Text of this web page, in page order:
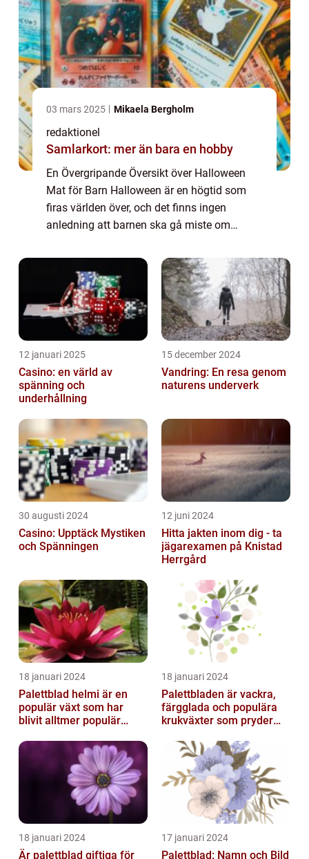
03 mars 2025 Mikaela Bergholm
redaktionel
Samlarkort: mer än bara en hobby
En Övergripande Översikt över Halloween
Mat för Barn Halloween är en högtid som
firas världen över, och det finns ingen
anledning att barnen ska gå miste om
tid. Halloween mat för barn är både läcker
och skr...
12 januari 2025
Casino: en värld av
spänning och
underhållning
15 december 2024
Vandring: En resa genom
naturens underverk
30 augusti 2024
Casino: Upptäck Mystiken
och Spänningen
12 juni 2024
Hitta jakten inom dig - ta
jägarexamen på Knistad
Herrgård
18 januari 2024
Palettblad helmi är en
populär växt som har
blivit alltmer populär
trädgårdsentusiaster
18 januari 2024
Palettbladen är vackra,
färgglada och populära
krukväxter som pryder
trädgårdar runt o...
18 januari 2024
Är palettblad giftiga för
17 januari 2024
Palettblad: Namn och Bild